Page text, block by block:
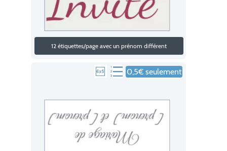
12 étiquettes/page avec un prénom différent
0,5€ seulement